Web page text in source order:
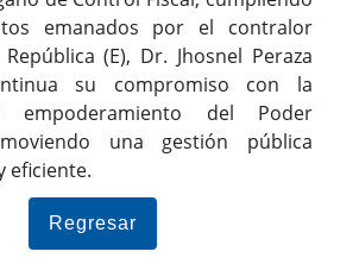
emanados por el contralor
(E), Dr. Jhosnel Peraza
su compromiso con la
empoderamiento del Poder
una gestión pública
eficiente.
Regresar